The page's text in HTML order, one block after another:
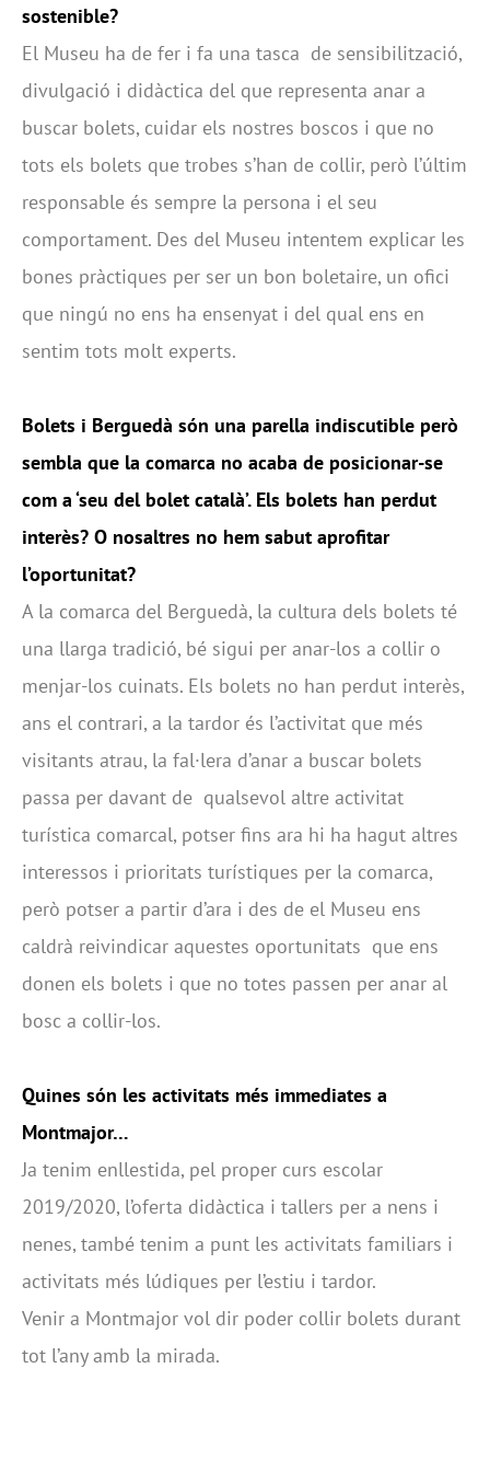
sostenible?
El Museu ha de fer i fa una tasca de sensibilització,
divulgació i didàctica del que representa anar a
buscar bolets, cuidar els nostres boscos i que no
tots els bolets que trobes s’han de collir, però l’últim
responsable és sempre la persona i el seu
comportament. Des del Museu intentem explicar les
bones pràctiques per ser un bon boletaire, un ofici
que ningú no ens ha ensenyat i del qual ens en
sentim tots molt experts.
Bolets i Berguedà són una parella indiscutible però
sembla que la comarca no acaba de posicionar-se
com a ‘seu del bolet català’. Els bolets han perdut
interès? O nosaltres no hem sabut aprofitar
l’oportunitat?
A la comarca del Berguedà, la cultura dels bolets té
una llarga tradició, bé sigui per anar-los a collir o
menjar-los cuinats. Els bolets no han perdut interès,
ans el contrari, a la tardor és l’activitat que més
visitants atrau, la fal·lera d’anar a buscar bolets
passa per davant de qualsevol altre activitat
turística comarcal, potser fins ara hi ha hagut altres
interessos i prioritats turístiques per la comarca,
però potser a partir d’ara i des de el Museu ens
caldrà reivindicar aquestes oportunitats que ens
donen els bolets i que no totes passen per anar al
bosc a collir-los.
Quines són les activitats més immediates a
Montmajor…
Ja tenim enllestida, pel proper curs escolar
2019/2020, l’oferta didàctica i tallers per a nens i
nenes, també tenim a punt les activitats familiars i
activitats més lúdiques per l’estiu i tardor.
Venir a Montmajor vol dir poder collir bolets durant
tot l’any amb la mirada.